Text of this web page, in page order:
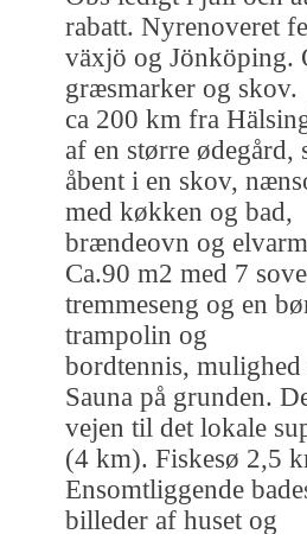
rabatt. Nyrenoveret
växjö og Jönköping.
græsmarker og skov.
ca 200 km fra
af en større ødegård,
åbent i en skov,
med køkken og bad,
brændeovn og
Ca.90 m2 med 7
tremmeseng og en
trampolin og
bordtennis,
Sauna på grunden.
vejen til det lokale
(4 km). Fiskesø 2,5
Ensomtliggende
billeder af huset og